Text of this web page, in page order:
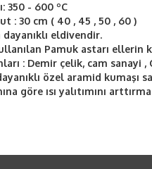
350 - 600 ºC
: 30 cm ( 40 , 45 , 50 , 60 )
dayanıklı eldivendir.
Pamuk astarı ellerin
: Demir çelik, cam sanayi
özel aramid kumaşı
göre ısı yalıtımını